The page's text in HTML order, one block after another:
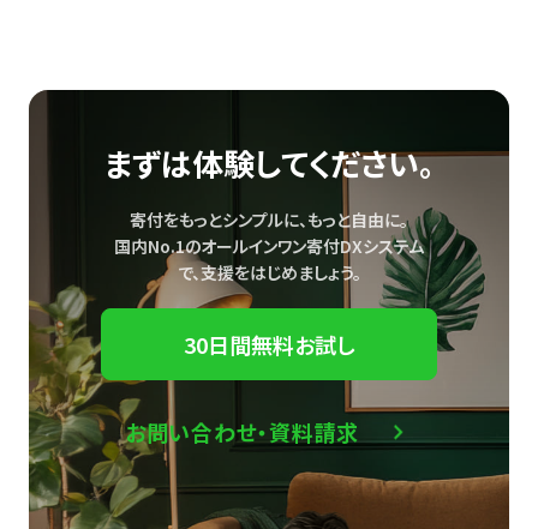
まずは体験してください。
寄付をもっとシンプルに、もっと自由に。
国内No.1のオールインワン寄付DXシステム
で、支援をはじめましょう。
30日間無料お試し
お問い合わせ・資料請求